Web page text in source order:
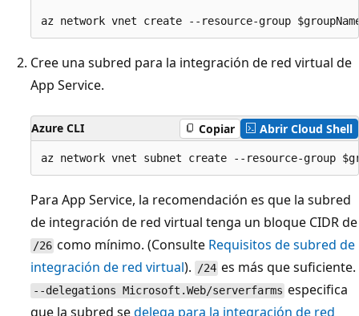
Cree una subred para la integración de red virtual de
App Service.
Azure CLI Copiar Abrir Cloud Shell
Para App Service, la recomendación es que la subred
de integración de red virtual tenga un bloque CIDR de
/26 como mínimo. (Consulte Requisitos de subred de
integración de red virtual). /24 es más que suficiente.
--delegations Microsoft.Web/serverfarms especifica
que la subred sedelega para la integración de red